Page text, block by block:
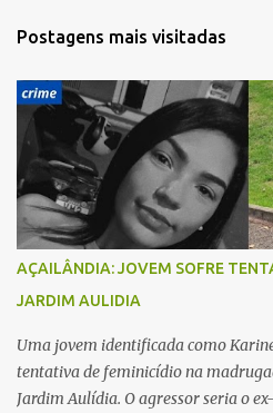
r
Postagens mais visitadas
AÇAILÂNDIA: JOVEM SOFRE
JARDIM AULIDIA
Uma jovem identificada como
tentativa de feminicídio na
Jardim Aulídia. O agressor seria o